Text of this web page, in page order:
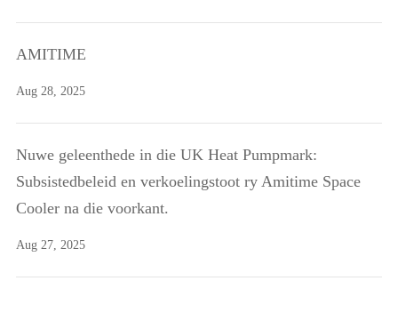
AMITIME
Aug 28, 2025
Nuwe geleenthede in die UK Heat Pumpmark:
Subsistedbeleid en verkoelingstoot ry Amitime Space
Cooler na die voorkant.
Aug 27, 2025